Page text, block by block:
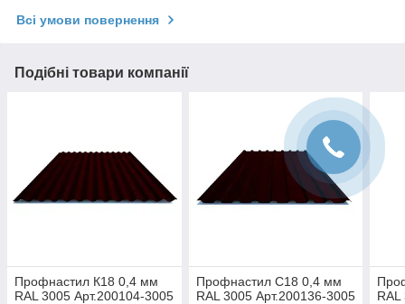
Всі умови повернення
Подібні товари компанії
Профнастил К18 0,4 мм
RAL 3005 Арт.200104-3005
Профнастил C18 0,4 мм
RAL 3005 Арт.200136-3005